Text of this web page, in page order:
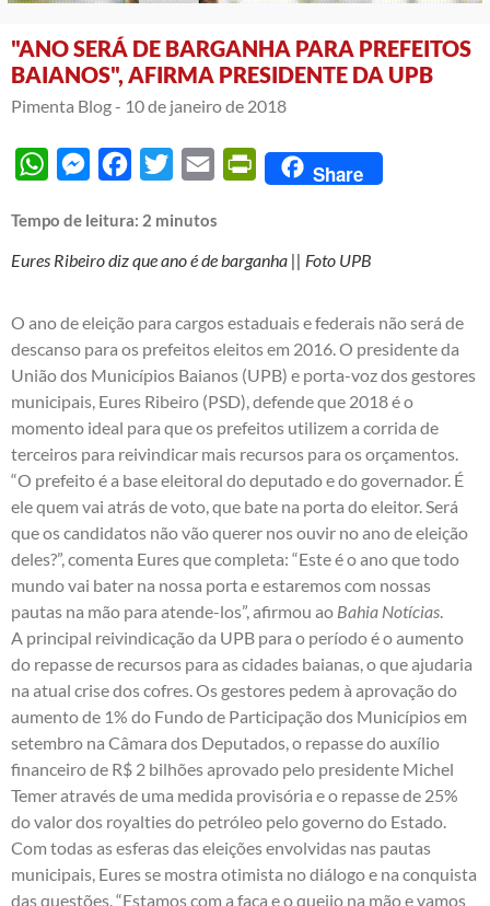
"ANO SERÁ DE BARGANHA PARA PREFEITOS
BAIANOS", AFIRMA PRESIDENTE DA UPB
Pimenta Blog - 10 de janeiro de 2018
WhatsAppMessengerFacebook
Twitter Email PrintFriendly
Share
Tempo de leitura: 2 minutos
Eures Ribeiro diz que ano é de barganha || Foto UPB
O ano de eleição para cargos estaduais e federais não será de
descanso para os prefeitos eleitos em 2016. O presidente da
União dos Municípios Baianos (UPB) e porta-voz dos gestores
municipais, Eures Ribeiro (PSD), defende que 2018 é o
momento ideal para que os prefeitos utilizem a corrida de
terceiros para reivindicar mais recursos para os orçamentos.
“O prefeito é a base eleitoral do deputado e do governador. É
ele quem vai atrás de voto, que bate na porta do eleitor. Será
que os candidatos não vão querer nos ouvir no ano de eleição
deles?”, comenta Eures que completa: “Este é o ano que todo
mundo vai bater na nossa porta e estaremos com nossas
pautas na mão para atende-los”, afirmou ao Bahia Notícias.
A principal reivindicação da UPB para o período é o aumento
do repasse de recursos para as cidades baianas, o que ajudaria
na atual crise dos cofres. Os gestores pedem à aprovação do
aumento de 1% do Fundo de Participação dos Municípios em
setembro na Câmara dos Deputados, o repasse do auxílio
financeiro de R$ 2 bilhões aprovado pelo presidente Michel
Temer através de uma medida provisória e o repasse de 25%
do valor dos royalties do petróleo pelo governo do Estado.
Com todas as esferas das eleições envolvidas nas pautas
municipais, Eures se mostra otimista no diálogo e na conquista
das questões. “Estamos com a faca e o queijo na mão e vamos